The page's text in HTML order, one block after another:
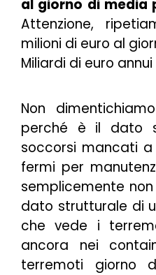
al giorno di media
Attenzione,
milioni di euro al
Miliardi di euro
Non
perché è il dato
soccorsi mancati
fermi per
semplicemente
dato strutturale di
che vede i
ancora nei
terremoti giorno